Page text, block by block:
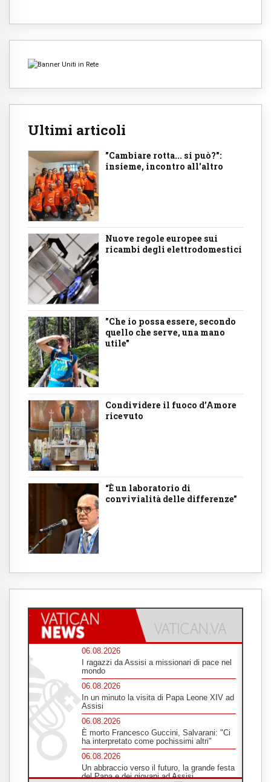
Ultimi articoli
"Cambiare rotta... si può?":
insieme, incontro all'altro
Nuove regole europee sui
ricambi degli elettrodomestici
"Che io possa essere, secondo
quello che serve, una mano
utile"
Condividere il fuoco d’Amore
ricevuto
“È un laboratorio di
convivialità delle differenze”
06.08.2026
I ragazzi da Assisi a missionari di pace nel
mondo
06.08.2026
In un minuto la visita di Papa Leone XIV ad
Assisi
06.08.2026
È morto Francesco Guccini, Salvarani: "Ci
ha interpretato come pochissimi altri"
06.08.2026
Un abbraccio verso il futuro, la grande festa
del Papa e dei giovani ad Assisi